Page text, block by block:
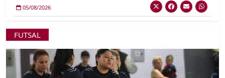
05/08/2026
FUTSAL